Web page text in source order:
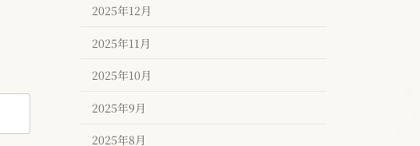
2025年12月
2025年11月
2025年10月
2025年9月
2025年8月